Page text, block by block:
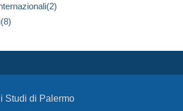
Studi di Palermo